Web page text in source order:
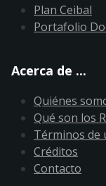
Plan Ceibal
Portafolio
Acerca de ...
Quiénes
Qué son los
Términos de
Créditos
Contacto